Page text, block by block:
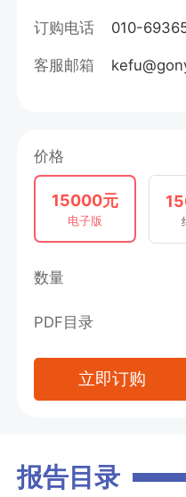
订购电话 010-
客服邮箱
价格
15000元
电子版
数量
PDF目录
立即订购
报告目录